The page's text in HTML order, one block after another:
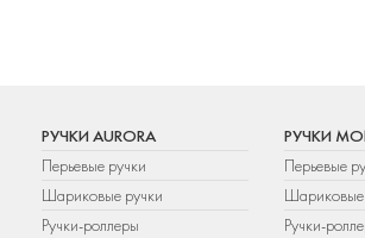
РУЧКИ AURORA
Перьевые ручки
Шариковые ручки
Ручки-роллеры
РУЧКИ
Перьевые
Шариковые
Ручки-